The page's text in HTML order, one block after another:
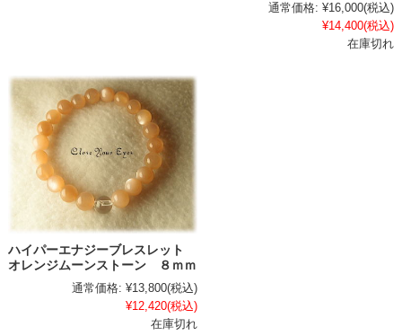
通常価格: ¥16,000(税込)
¥14,400(税込)
在庫切れ
ハイパーエナジーブレスレット
オレンジムーンストーン ８ｍｍ
通常価格: ¥13,800(税込)
¥12,420(税込)
在庫切れ